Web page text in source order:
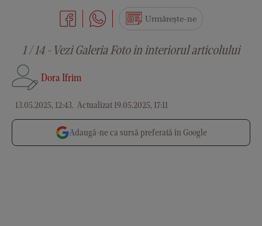
Dora Ifrim
13.05.2025, 12:43. Actualizat 19.05.2025, 17:11
Urmărește-ne
1 / 14 - Vezi Galeria Foto in interiorul articolului
Adaugă-ne ca sursă preferată în Google